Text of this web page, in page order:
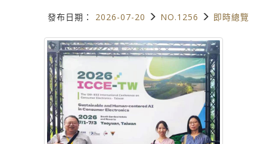
發布日期： 2026-07-20 NO.1256 即時總覽